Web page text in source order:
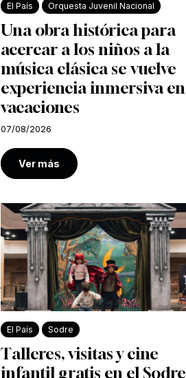
El País Orquesta Juvenil Nacional
Una obra histórica para
acercar a los niños a la
música clásica se vuelve
experiencia inmersiva en
vacaciones
07/08/2026
Ver más
El País Sodre
Talleres, visitas y cine
infantil gratis en el Sodre